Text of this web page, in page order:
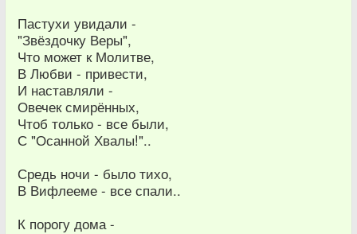
Пастухи увидали -
"Звёздочку Веры",
Что может к Молитве,
В Любви - привести,
И наставляли -
Овечек смирённых,
Чтоб только - все были,
С "Осанной Хвалы!"..
Средь ночи - было тихо,
В Вифлееме - все спали..
К порогу дома -